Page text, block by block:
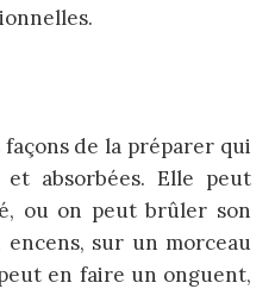
de la préparer qui
et absorbées. Elle peut
ou on peut brûler son
sur un morceau
en faire un onguent,